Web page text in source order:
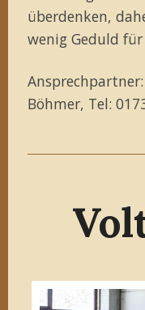
überdenken,
wenig Geduld
Böhmer, Tel: